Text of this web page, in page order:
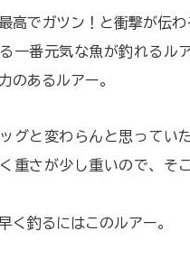
高でガツン！と衝撃が伝わ
一番元気な魚が釣れるル
のあるルアー。
グと変わらんと思ってい
重さが少し重いので、そ
く釣るにはこのルアー。